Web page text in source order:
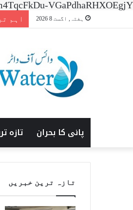
VGaPdhaRHXOEgjY
ہفتہ, اگست 8 2026 اہم
پانی کا بحران تازہ
تازہ ترین خبریں